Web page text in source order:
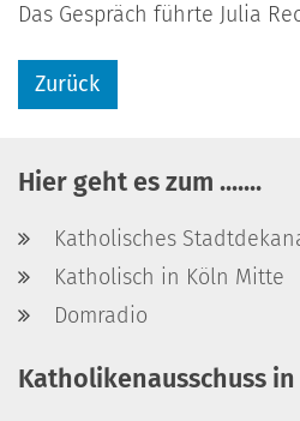
Das Gespräch führte Julia
Zurück
Hier geht es zum .......
Katholisches
Katholisch in Köln Mitte
Domradio
Katholikenausschuss